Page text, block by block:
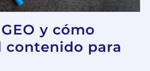
y cómo
contenido para